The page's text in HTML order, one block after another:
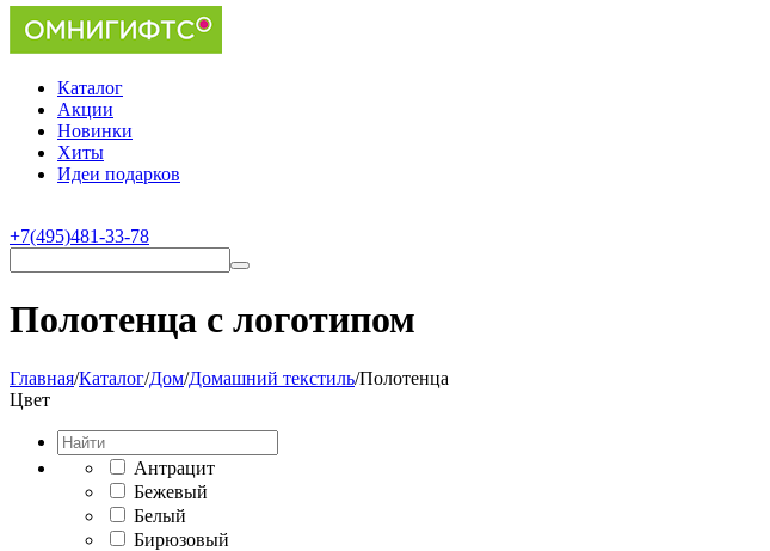
Каталог
Акции
Новинки
Хиты
Идеи подарков
+7(495)481-33-78
Полотенца с логотипом
Главная/Каталог/Дом/Домашний текстиль/Полотенца
Цвет
Антрацит
Бежевый
Белый
Бирюзовый